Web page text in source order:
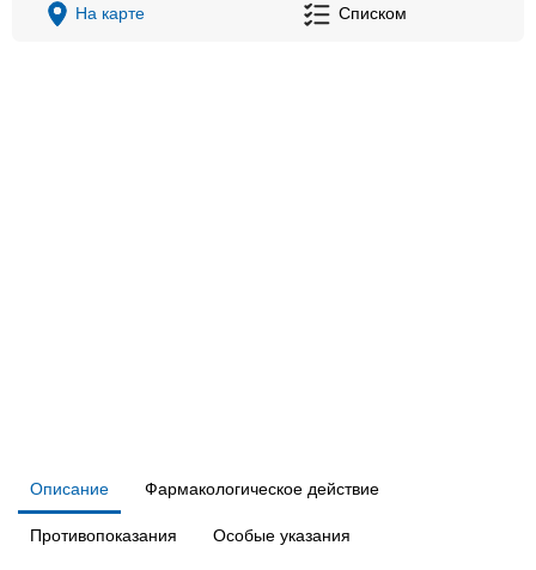
На карте Списком
Описание Фармакологическое действие
Противопоказания Особые указания